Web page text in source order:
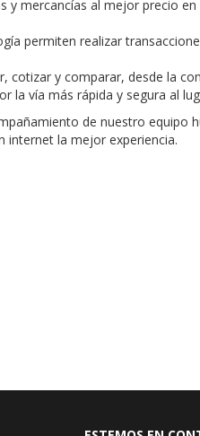
y mercancías al mejor precio
permiten realizar
cotizar y comparar, desde la
la vía más rápida y segura al
de nuestro equipo
internet la mejor experiencia.